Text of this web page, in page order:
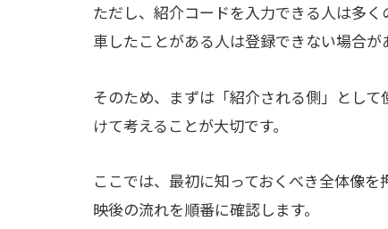
ただし、紹介コードを入力できる人は多
車したことがある人は登録できない場合が
そのため、まずは「紹介される側」とし
けて考えることが大切です。
ここでは、最初に知っておくべき全体像
映後の流れを順番に確認します。